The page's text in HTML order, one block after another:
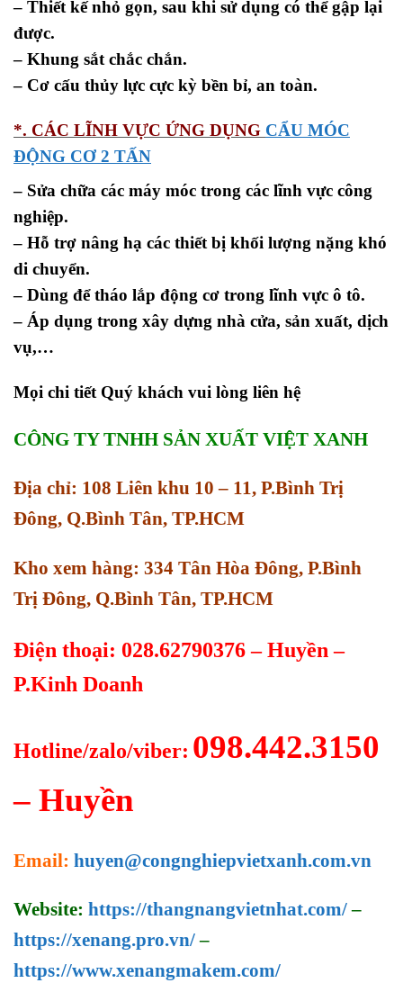
– Thiết kế nhỏ gọn, sau khi sử dụng có thể gập lại
được.
– Khung sắt chắc chắn.
– Cơ cấu thủy lực cực kỳ bền bỉ, an toàn.
*. CÁC LĨNH VỰC ỨNG DỤNG CẨU MÓC
ĐỘNG CƠ 2 TẤN
– Sửa chữa các máy móc trong các lĩnh vực công
nghiệp.
– Hỗ trợ nâng hạ các thiết bị khối lượng nặng khó
di chuyển.
– Dùng để tháo lắp động cơ trong lĩnh vực ô tô.
– Áp dụng trong xây dựng nhà cửa, sản xuất, dịch
vụ,…
Mọi chi tiết Quý khách vui lòng liên hệ
CÔNG TY TNHH SẢN XUẤT VIỆT XANH
Địa chỉ: 108 Liên khu 10 – 11, P.Bình Trị
Đông, Q.Bình Tân, TP.HCM
Kho xem hàng: 334 Tân Hòa Đông, P.Bình
Trị Đông, Q.Bình Tân, TP.HCM
Điện thoại: 028.62790376 – Huyền –
P.Kinh Doanh
Hotline/zalo/viber: 098.442.3150
– Huyền
Email: huyen@congnghiepvietxanh.com.vn
Website: https://thangnangvietnhat.com/–
https://xenang.pro.vn/–
https://www.xenangmakem.com/